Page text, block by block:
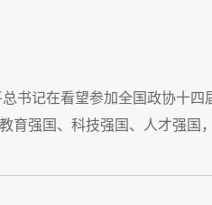
书记在看望参加全国政协十四
育强国、科技强国、人才强国